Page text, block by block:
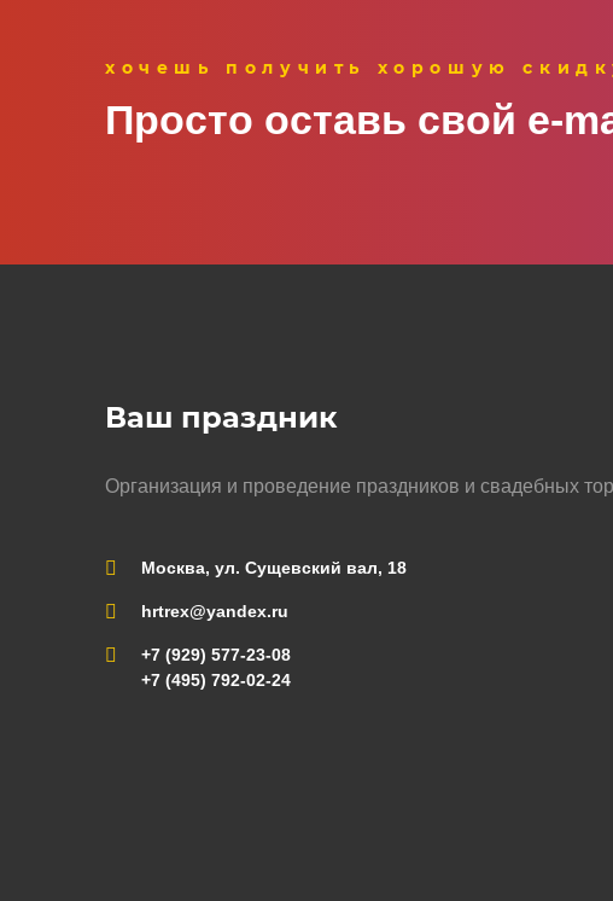
хочешь получить хорошую
Просто оставь свой
Ваш праздник
Организация и проведение праздников и свадебных
Москва, ул. Сущевский вал, 18
hrtrex@yandex.ru
+7 (929) 577-23-08
+7 (495) 792-02-24